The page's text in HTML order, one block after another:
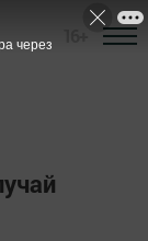
через